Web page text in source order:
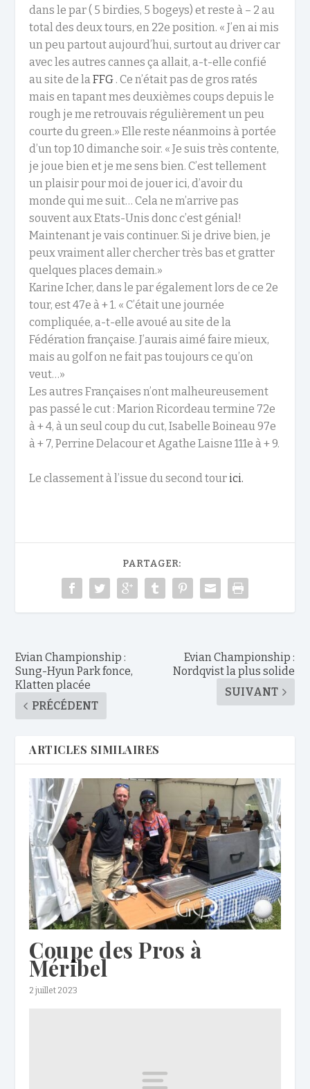
dans le par ( 5 birdies, 5 bogeys) et reste à – 2 au
total des deux tours, en 22e position. « J’en ai mis
un peu partout aujourd’hui, surtout au driver car
avec les autres cannes ça allait, a-t-elle confié
au site de laFFG . Ce n’était pas de gros ratés
mais en tapant mes deuxièmes coups depuis le
rough je me retrouvais régulièrement un peu
courte du green.» Elle reste néanmoins à portée
d’un top 10 dimanche soir. « Je suis très contente,
je joue bien et je me sens bien. C’est tellement
un plaisir pour moi de jouer ici, d’avoir du
monde qui me suit… Cela ne m’arrive pas
souvent aux Etats-Unis donc c’est génial!
Maintenant je vais continuer. Si je drive bien, je
peux vraiment aller chercher très bas et gratter
quelques places demain.»
Karine Icher, dans le par également lors de ce 2e
tour, est 47e à + 1. « C’était une journée
compliquée, a-t-elle avoué au site de la
Fédération française. J’aurais aimé faire mieux,
mais au golf on ne fait pas toujours ce qu’on
veut…»
Les autres Françaises n’ont malheureusement
pas passé le cut : Marion Ricordeau termine 72e
à + 4, à un seul coup du cut, Isabelle Boineau 97e
à + 7, Perrine Delacour et Agathe Laisne 111e à + 9.
Le classement à l’issue du second tourici.
PARTAGER:
Evian Championship :
Sung-Hyun Park fonce,
Klatten placée
PRÉCÉDENT
Evian Championship :
Nordqvist la plus solide
SUIVANT
ARTICLES SIMILAIRES
Coupe des Pros à
Méribel
2 juillet 2023